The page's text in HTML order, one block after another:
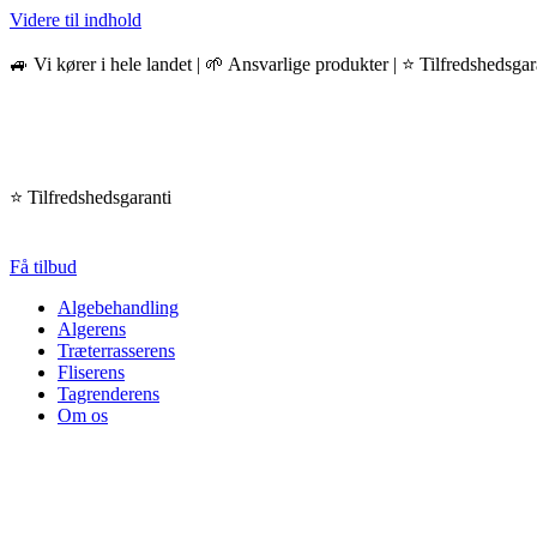
Videre til indhold
🚙 Vi kører i hele landet | 🌱 Ansvarlige produkter | ⭐️
⭐️ Tilfredshedsgaranti
Få tilbud
Algebehandling
Algerens
Træterrasserens
Fliserens
Tagrenderens
Om os